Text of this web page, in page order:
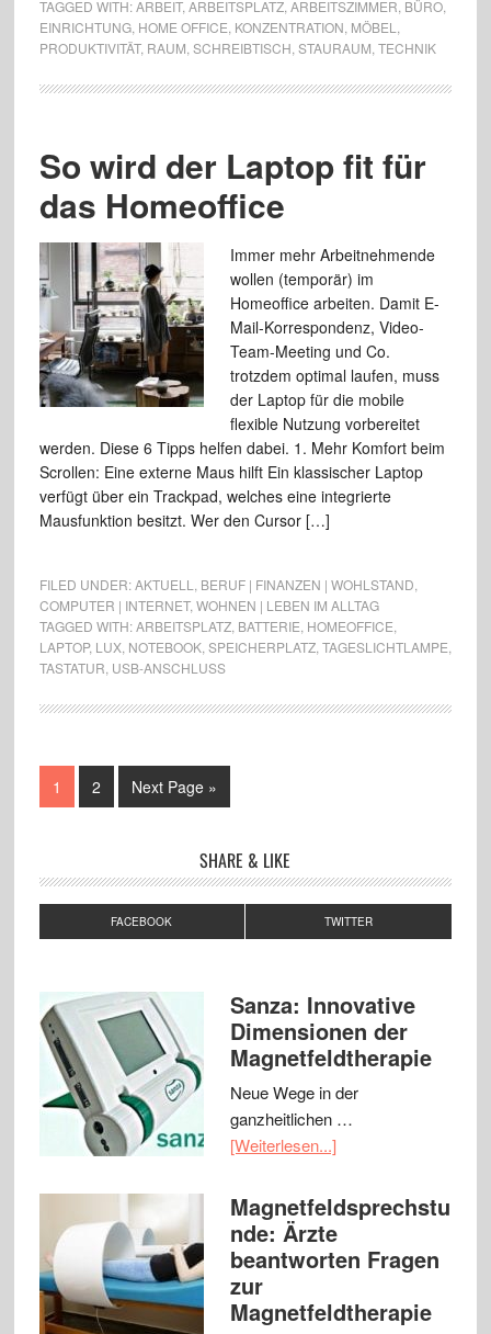
TAGGED WITH:ARBEIT, ARBEITSPLATZ, ARBEITSZIMMER BÜRO,
EINRICHTUNG, HOME OFFICE KONZENTRATION MÖBEL
PRODUKTIVITÄT, RAUM SCHREIBTISCH STAURAUM TECHNIK
So wird der Laptop fit für
das Homeoffice
Immer mehr Arbeitnehmende
wollen (temporär) im
Homeoffice arbeiten. Damit E-
Mail-Korrespondenz, Video-
Team-Meeting und Co.
trotzdem optimal laufen, muss
der Laptop für die mobile
flexible Nutzung vorbereitet
werden. Diese 6 Tipps helfen dabei. 1. Mehr Komfort beim
Scrollen: Eine externe Maus hilft Ein klassischer Laptop
verfügt über ein Trackpad, welches eine integrierte
Mausfunktion besitzt. Wer den Cursor […]
FILED UNDER:AKTUELL BERUF | FINANZEN | WOHLSTAND
COMPUTER | INTERNET, WOHNEN | LEBEN IM ALLTAG
TAGGED WITH:ARBEITSPLATZ, BATTERIE HOMEOFFICE
LAPTOP, LUX, NOTEBOOK, SPEICHERPLATZ, TAGESLICHTLAMPE
TASTATUR USB-ANSCHLUSS
1 2 Next Page »
SHARE & LIKE
FACEBOOK TWITTER
Sanza: Innovative
Dimensionen der
Magnetfeldtherapie
Neue Wege in der
ganzheitlichen …
[Weiterlesen...]
Magnetfeldsprechstu
nde: Ärzte
beantworten Fragen
zur
Magnetfeldtherapie